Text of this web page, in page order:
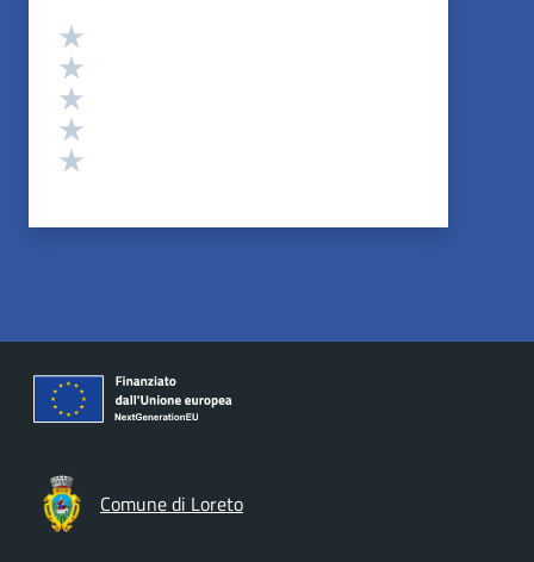
Valutazione
Comune di Loreto